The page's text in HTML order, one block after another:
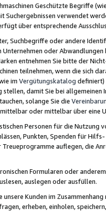
Geschützte Begriffe
Suchergebnissen verwendet
über entsprechende
Suchbegriffe oder andere
Unternehmen oder
entnehmen Sie bitte der
teilnehmen, wenn die sich
im Vergütungskatalog definiert)
stellen, damit Sie bei
solange Sie die
oder mittelbar über eine
Personen für die Nutzung
Punkten, Spenden für
auflegen, die
Formularen oder
auslegen oder ausfüllen.
unsere Kunden im
erheben, einholen,